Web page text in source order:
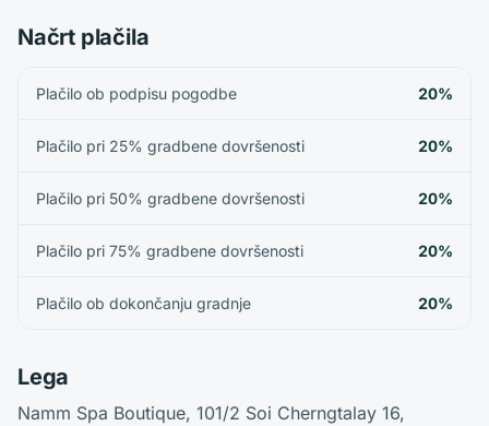
Načrt plačila
Plačilo ob podpisu pogodbe 20%
Plačilo pri 25% gradbene dovršenosti 20%
Plačilo pri 50% gradbene dovršenosti 20%
Plačilo pri 75% gradbene dovršenosti 20%
Plačilo ob dokončanju gradnje 20%
Lega
Namm Spa Boutique, 101/2 Soi Cherngtalay 16,